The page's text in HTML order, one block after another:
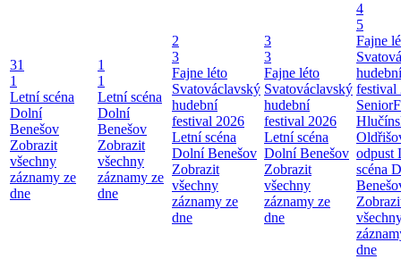
31
1
Letní scéna
Dolní
Benešov
Zobrazit
všechny
záznamy ze
dne
1
1
Letní scéna
Dolní
Benešov
Zobrazit
všechny
záznamy ze
dne
2
3
Fajne léto
Svatováclavský
hudební
festival 2026
Letní scéna
Dolní Benešov
Zobrazit
všechny
záznamy ze
dne
3
3
Fajne léto
Svatováclavský
hudební
festival 2026
Letní scéna
Dolní Benešov
Zobrazit
všechny
záznamy ze
dne
4
5
Fajne
hudební
festival
odpust
scéna
dne